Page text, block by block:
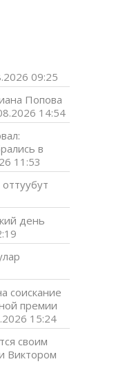
09:25
Попова
14:54
в
11:53
день
соискание
премии
15:24
своим
Виктором